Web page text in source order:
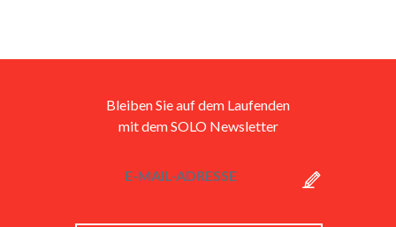
Bleiben Sie auf dem Laufenden
mit dem SOLO Newsletter